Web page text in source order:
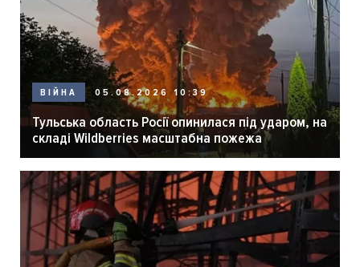
ВІЙНА 05.08.2026 10:39
Тульська область Росії опинилася під ударом, на
складі Wildberries масштабна пожежа